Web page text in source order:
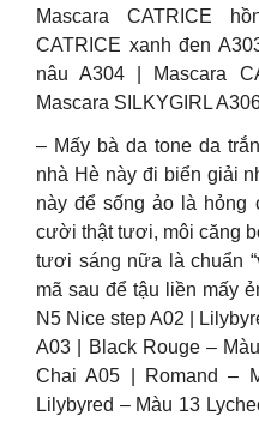
Mascara CATRICE
CATRICE xanh đen
nâu A304 | Mascara
Mascara SILKYGIRL
– Mấy bà da tone da
nhà Hè này đi biển giải
này để sống ảo là
cười thật tươi, môi căng
tươi sáng nữa là chuẩn
mã sau để tậu liền mấy
N5 Nice step A02 |
A03 | Black Rouge –
Chai A05 | Romand –
Lilybyred – Màu 13